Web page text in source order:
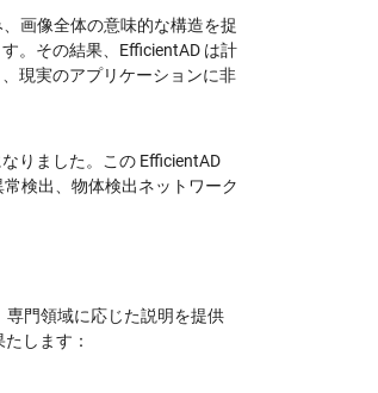
画像全体の意味的な構造を捉
。その結果、EfficientAD は計
現実のアプリケーションに非
りました。この EfficientAD
検出、物体検出ネットワーク
門領域に応じた説明を提供
します：